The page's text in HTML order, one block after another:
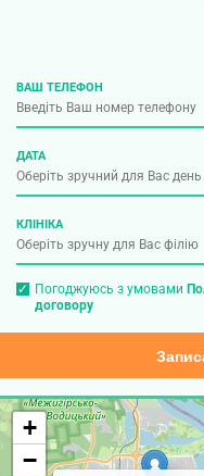
ВАШ ТЕЛЕФОН
ДАТА
КЛІНІКА
Погоджуюсь з умовами
договору
+
−